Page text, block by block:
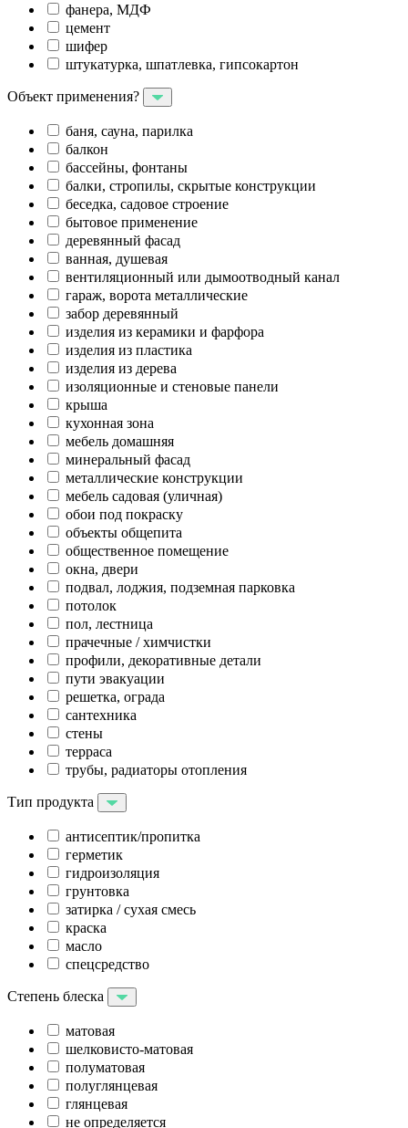
фанера, МДФ
цемент
шифер
штукатурка, шпатлевка, гипсокартон
Объект применения?
баня, сауна, парилка
балкон
бассейны, фонтаны
балки, стропилы, скрытые конструкции
беседка, садовое строение
бытовое применение
деревянный фасад
ванная, душевая
вентиляционный или дымоотводный канал
гараж, ворота металлические
забор деревянный
изделия из керамики и фарфора
изделия из пластика
изделия из дерева
изоляционные и стеновые панели
крыша
кухонная зона
мебель домашняя
минеральный фасад
металлические конструкции
мебель садовая (уличная)
обои под покраску
объекты общепита
общественное помещение
окна, двери
подвал, лоджия, подземная парковка
потолок
пол, лестница
прачечные / химчистки
профили, декоративные детали
пути эвакуации
решетка, ограда
сантехника
стены
терраса
трубы, радиаторы отопления
Тип продукта
антисептик/пропитка
герметик
гидроизоляция
грунтовка
затирка / сухая смесь
краска
масло
спецсредство
Степень блеска
матовая
шелковисто-матовая
полуматовая
полуглянцевая
глянцевая
не определяется